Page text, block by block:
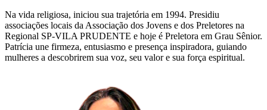
Na vida religiosa, iniciou sua trajetória em 1994. Presidiu
associações locais da Associação dos Jovens e dos Preletores na
Regional SP-VILA PRUDENTE e hoje é Preletora em Grau Sênior.
Patrícia une firmeza, entusiasmo e presença inspiradora, guiando
mulheres a descobrirem sua voz, seu valor e sua força espiritual.